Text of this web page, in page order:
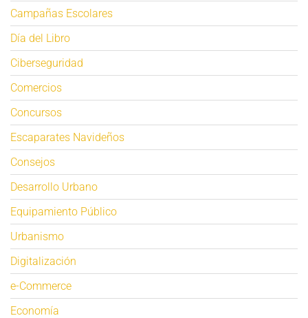
Campañas Escolares
Día del Libro
Ciberseguridad
Comercios
Concursos
Escaparates Navideños
Consejos
Desarrollo Urbano
Equipamiento Público
Urbanismo
Digitalización
e-Commerce
Economía